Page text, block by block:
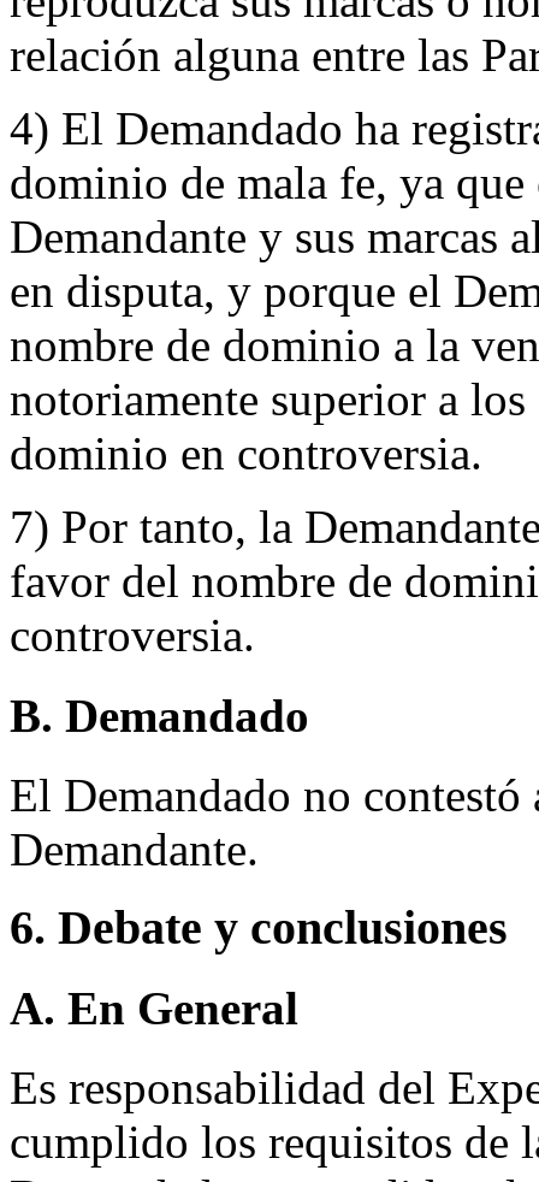
relación alguna entre las
4) El Demandado ha
dominio de mala fe, ya
Demandante y sus marcas
en disputa, y porque el
nombre de dominio a la
notoriamente superior a
dominio en controversia.
7) Por tanto, la
favor del nombre de
controversia.
B. Demandado
El Demandado no contestó
Demandante.
6. Debate y conclusiones
A. En General
Es responsabilidad del
cumplido los requisitos de